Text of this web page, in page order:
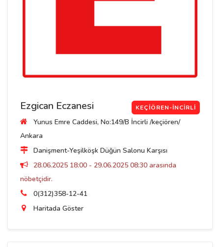
Ezgican Eczanesi KEÇIÖREN-İNCIRLI
Yunus Emre Caddesi, No:149/B İncirli /keçiören/
Ankara
Danişment-Yeşilköşk Düğün Salonu Karşısı
28.06.2025 18:00 - 29.06.2025 08:30 arasında
nöbetçidir.
0(312)358-12-41
Haritada Göster